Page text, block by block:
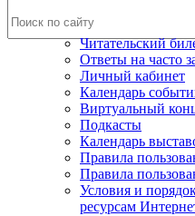
Читательский
Ответы на часто
Личный кабинет
Календарь
Виртуальный
Подкасты
Календарь
Правила
Правила
Условия и
ресурсам